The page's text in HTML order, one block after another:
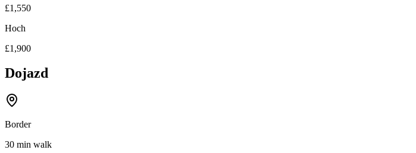
£1,550
Hoch
£1,900
Dojazd
Border
30 min walk